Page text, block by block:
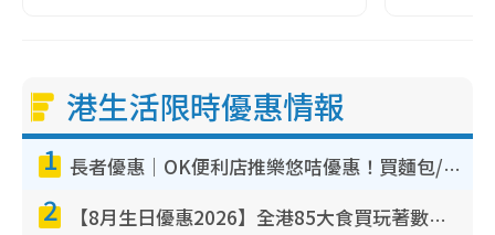
港生活限時優惠情報
1 長者優惠｜OK便利店推樂悠咭優惠！買麵包/牛奶/保健品拍卡即減
2 【8月生日優惠2026】全港85大食買玩著數攻略 自助餐/火鍋放題同行免費＋誠品/DONKI送現金券